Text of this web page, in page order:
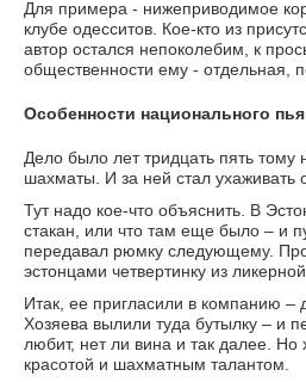
Для примера - нижеприводимое
клубе одесситов. Кое-кто из
автор остался непоколебим, к
общественности ему - отдельная,
Особенности национального
Дело было лет тридцать пять тому
шахматы. И за ней стал ухаживать
Тут надо кое-что объяснить. В
стакан, или что там еще было – и
передавал рюмку следующему.
эстонцами четвертинку из
Итак, ее пригласили в компанию –
Хозяева вылили туда бутылку – и
любит, нет ли вина и так далее.
красотой и шахматным талантом.